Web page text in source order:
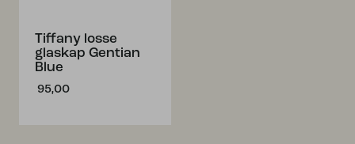
Tiffany losse
glaskap Gentian
Blue
95,00